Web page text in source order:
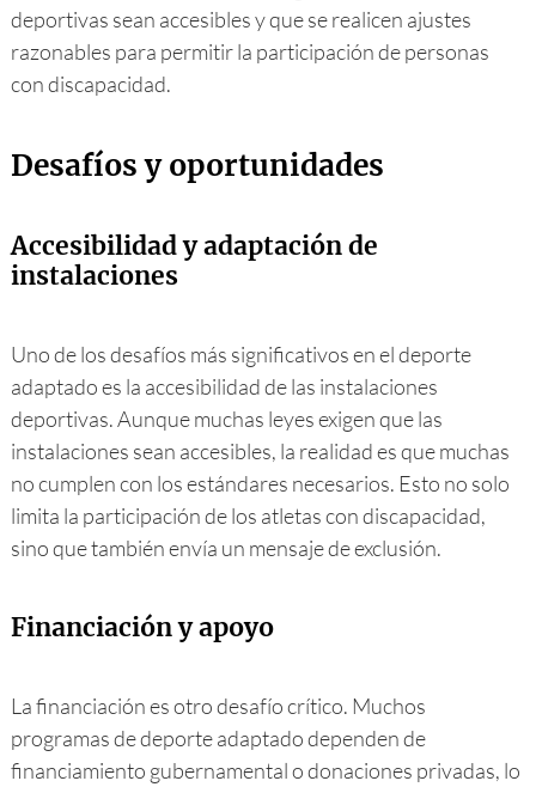
deportivas sean accesibles y que se realicen ajustes
razonables para permitir la participación de personas
con discapacidad.
Desafíos y oportunidades
Accesibilidad y adaptación de
instalaciones
Uno de los desafíos más significativos en el deporte
adaptado es la accesibilidad de las instalaciones
deportivas. Aunque muchas leyes exigen que las
instalaciones sean accesibles, la realidad es que muchas
no cumplen con los estándares necesarios. Esto no solo
limita la participación de los atletas con discapacidad,
sino que también envía un mensaje de exclusión.
Financiación y apoyo
La financiación es otro desafío crítico. Muchos
programas de deporte adaptado dependen de
financiamiento gubernamental o donaciones privadas, lo